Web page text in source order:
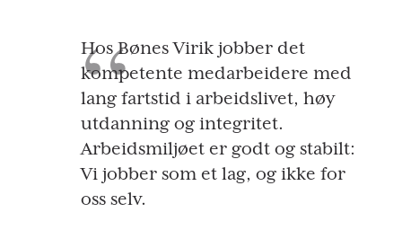
Hos Bønes Virik jobber det
kompetente medarbeidere med
lang fartstid i arbeidslivet, høy
utdanning og integritet.
Arbeidsmiljøet er godt og stabilt:
Vi jobber som et lag, og ikke for
oss selv.